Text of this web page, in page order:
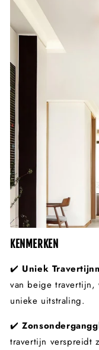
KENMERKEN
✔️ Uniek
van beige travertijn,
unieke uitstraling.
✔️
travertijn verspreidt